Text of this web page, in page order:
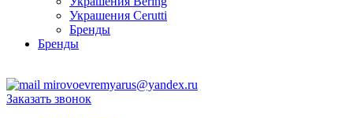
Украшения Cerutti
Бренды
Бренды
mirovoevremyarus@yandex.ru
Заказать звонок